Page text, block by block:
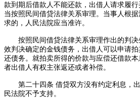
款到期后借款人不能还款，出借人请求履
当按照民间借贷法律关系审理。当事人根
求的，人民法院应当准许。
按照民间借贷法律关系审理作出的判决
效判决确定的金钱债务，出借人可以申请
还债务。就拍卖所得的价款与应偿还借款
者出借人有权主张返还或者补偿。
第二十四条 借贷双方没有约定利息，出
民法院不予支持。